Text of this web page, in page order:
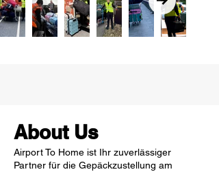
About Us
Airport To Home ist Ihr zuverlässiger
Partner für die Gepäckzustellung am